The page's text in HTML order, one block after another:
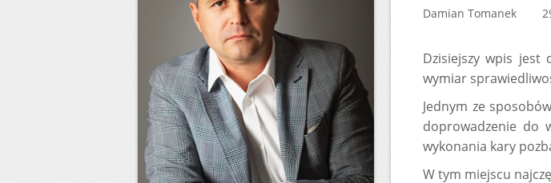
Damian Tomanek
Dzisiejszy wpis
wymiar
Jednym ze
doprowadzenie do
wykonania kary
W tym miejscu